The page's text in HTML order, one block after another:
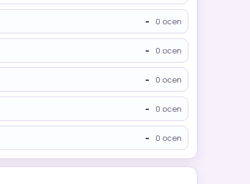
- 0 ocen
- 0 ocen
- 0 ocen
- 0 ocen
- 0 ocen